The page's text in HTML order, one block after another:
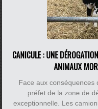
CANICULE : UNE
ANIMAUX
Face aux conséquences
préfet de la zone de
exceptionnelle. Les